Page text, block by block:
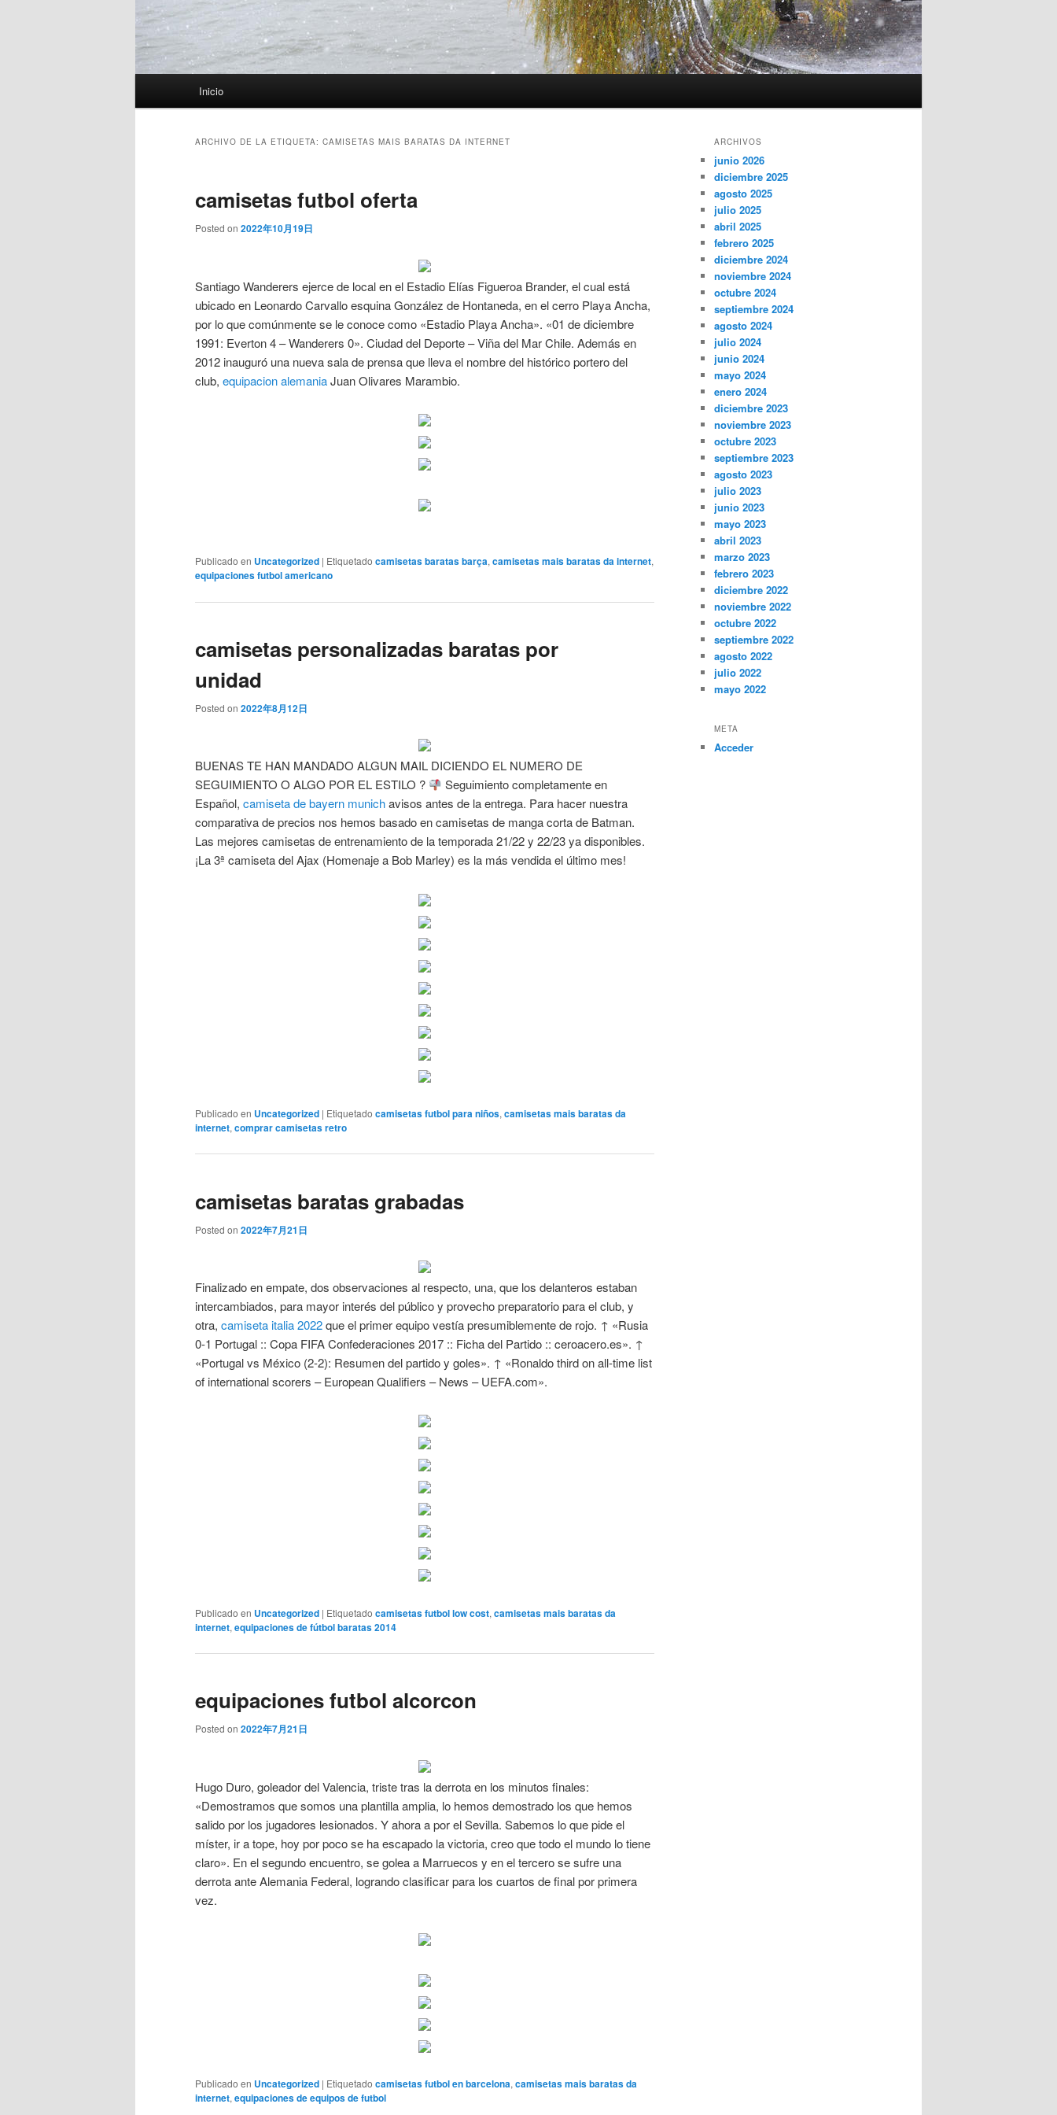
Inicio
ARCHIVO DE LA ETIQUETA: CAMISETAS MAIS BARATAS DA INTERNET
camisetas futbol oferta
Posted on 2022年10月19日
Santiago Wanderers ejerce de local en el Estadio Elías Figueroa Brander, el cual está
ubicado en Leonardo Carvallo esquina González de Hontaneda, en el cerro Playa Ancha,
por lo que comúnmente se le conoce como «Estadio Playa Ancha». «01 de diciembre
1991: Everton 4 – Wanderers 0». Ciudad del Deporte – Viña del Mar Chile. Además en
2012 inauguró una nueva sala de prensa que lleva el nombre del histórico portero del
club, equipacion alemaniaJuan Olivares Marambio.
Publicado en Uncategorized | Etiquetado camisetas baratas barça, camisetas mais baratas da internet,
equipaciones futbol americano
camisetas personalizadas baratas por
unidad
Posted on 2022年8月12日
BUENAS TE HAN MANDADO ALGUN MAIL DICIENDO EL NUMERO DE
SEGUIMIENTO O ALGO POR EL ESTILO ?
Seguimiento completamente en
Español, camiseta de bayern munichavisos antes de la entrega. Para hacer nuestra
comparativa de precios nos hemos basado en camisetas de manga corta de Batman.
Las mejores camisetas de entrenamiento de la temporada 21/22 y 22/23 ya disponibles.
¡La 3ª camiseta del Ajax (Homenaje a Bob Marley) es la más vendida el último mes!
Publicado en Uncategorized | Etiquetado camisetas futbol para niños, camisetas mais baratas da
internet, comprar camisetas retro
camisetas baratas grabadas
Posted on 2022年7月21日
Finalizado en empate, dos observaciones al respecto, una, que los delanteros estaban
intercambiados, para mayor interés del público y provecho preparatorio para el club, y
otra, camiseta italia 2022que el primer equipo vestía presumiblemente de rojo. ↑ «Rusia
0-1 Portugal :: Copa FIFA Confederaciones 2017 :: Ficha del Partido :: ceroacero.es». ↑
«Portugal vs México (2-2): Resumen del partido y goles». ↑ «Ronaldo third on all-time list
of international scorers – European Qualifiers – News – UEFA.com».
Publicado en Uncategorized | Etiquetado camisetas futbol low cost, camisetas mais baratas da
internet, equipaciones de fútbol baratas 2014
equipaciones futbol alcorcon
Posted on 2022年7月21日
Hugo Duro, goleador del Valencia, triste tras la derrota en los minutos finales:
«Demostramos que somos una plantilla amplia, lo hemos demostrado los que hemos
salido por los jugadores lesionados. Y ahora a por el Sevilla. Sabemos lo que pide el
míster, ir a tope, hoy por poco se ha escapado la victoria, creo que todo el mundo lo tiene
claro». En el segundo encuentro, se golea a Marruecos y en el tercero se sufre una
derrota ante Alemania Federal, logrando clasificar para los cuartos de final por primera
vez.
Publicado en Uncategorized | Etiquetado camisetas futbol en barcelona, camisetas mais baratas da
internet, equipaciones de equipos de futbol
ARCHIVOS
junio 2026
diciembre 2025
agosto 2025
julio 2025
abril 2025
febrero 2025
diciembre 2024
noviembre 2024
octubre 2024
septiembre 2024
agosto 2024
julio 2024
junio 2024
mayo 2024
enero 2024
diciembre 2023
noviembre 2023
octubre 2023
septiembre 2023
agosto 2023
julio 2023
junio 2023
mayo 2023
abril 2023
marzo 2023
febrero 2023
diciembre 2022
noviembre 2022
octubre 2022
septiembre 2022
agosto 2022
julio 2022
mayo 2022
META
Acceder